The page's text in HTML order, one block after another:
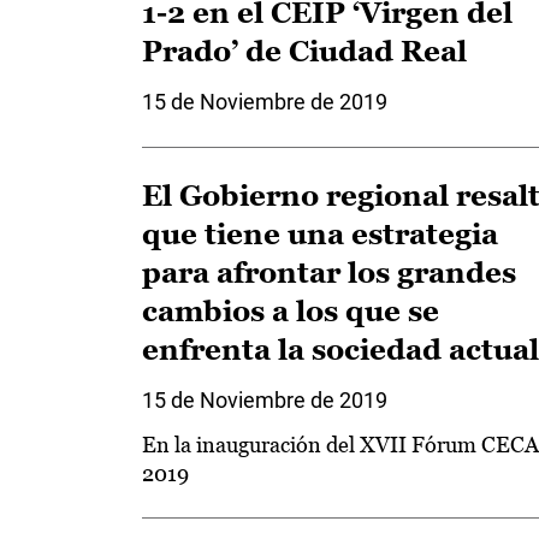
1-2 en el CEIP ‘Virgen del
Prado’ de Ciudad Real
15 de Noviembre de 2019
El Gobierno regional
que tiene una estrategia
para afrontar los grandes
cambios a los que se
enfrenta la sociedad actual
15 de Noviembre de 2019
En la inauguración del XVII Fórum
2019